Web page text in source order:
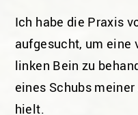
Ich habe die Praxis
aufgesucht, um eine
linken Bein zu
eines Schubs
hielt.